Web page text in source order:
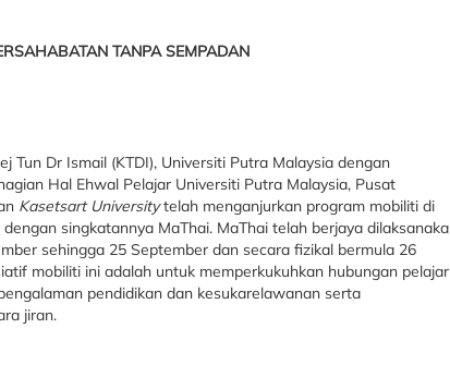
TANPA SEMPADAN
Tun Dr Ismail (KTDI), Universiti Putra Malaysia dengan
Hal Ehwal Pelajar Universiti Putra Malaysia, Pusat
Kasetsart Universitytelah menganjurkan program mobiliti di
dengan singkatannya MaThai. MaThai telah berjaya
sehingga 25 September dan secara fizikal bermula 26
mobiliti ini adalah untuk memperkukuhkan hubungan pelajar
pendidikan dan kesukarelawanan serta
jiran.